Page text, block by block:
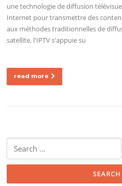
une technologie de diffusion
Internet pour transmettre des
aux méthodes traditionnelles de
satellite, l'IPTV s'appuie su
read more
Search for: